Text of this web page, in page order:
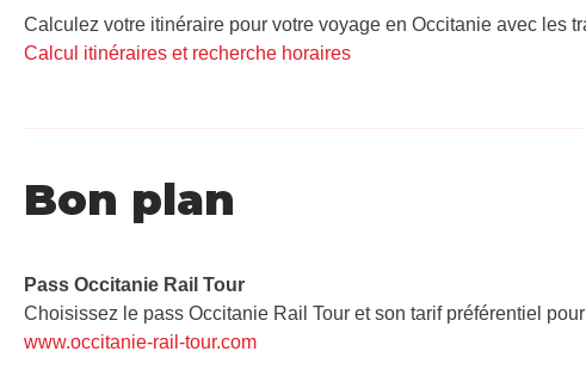
Calculez votre itinéraire pour votre voyage en Occitanie avec les
Calcul itinéraires et recherche horaires
Bon plan
Pass Occitanie Rail Tour​
Choisissez le pass Occitanie Rail Tour et son tarif préférentiel
www.occitanie-rail-tour.com